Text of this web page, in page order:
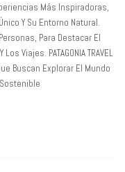
Más Inspiradoras,
Y Su Entorno Natural.
Para Destacar El
Viajes. PATAGONIA TRAVEL
Buscan Explorar El Mundo